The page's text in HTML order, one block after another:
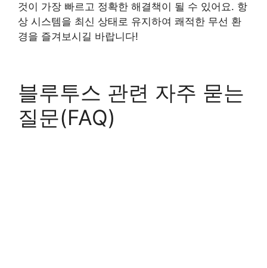
것이 가장 빠르고 정확한 해결책이 될 수 있어요. 항
상 시스템을 최신 상태로 유지하여 쾌적한 무선 환
경을 즐겨보시길 바랍니다!
블루투스 관련 자주 묻는
질문(FAQ)